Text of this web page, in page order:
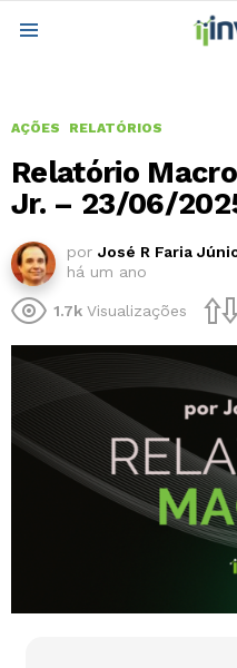
AÇÕES RELATÓRIOS
Relatório
Jr. – 23/06/
por José R Faria
há um ano
1.7k Visualizações